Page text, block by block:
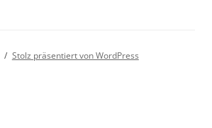
Stolz präsentiert von WordPress